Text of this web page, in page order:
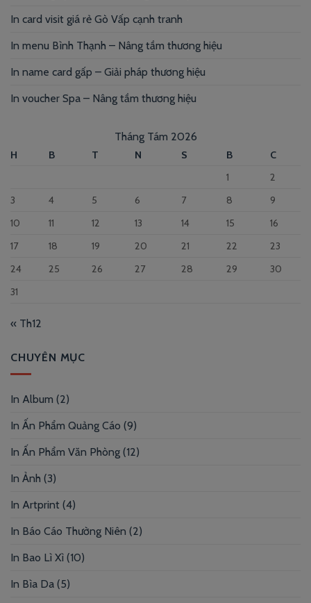
In card visit giá rẻ Gò Vấp cạnh tranh
In menu Bình Thạnh – Nâng tầm thương hiệu
In name card gấp – Giải pháp thương hiệu
In voucher Spa – Nâng tầm thương hiệu
Tháng Tám 2026
H B T N S B
C
1
2
3
4 5 6 7 8
9
10
11 12 13 14 15
16
17
18 19 20 21 22
23
24
25 26 27 28 29
30
31
« Th12
CHUYÊN MỤC
In Album (2)
In Ấn Phẩm Quảng Cáo (9)
In Ấn Phẩm Văn Phòng (12)
In Ảnh (3)
In Artprint (4)
In Báo Cáo Thường Niên (2)
In Bao Lì Xì (10)
In Bìa Da (5)